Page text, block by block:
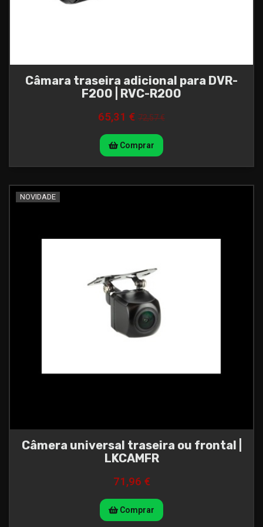
Câmara traseira adicional para DVR-
F200 | RVC-R200
65,31 € 72,57 €
Comprar
NOVIDADE
Câmera universal traseira ou frontal |
LKCAMFR
71,96 €
Comprar